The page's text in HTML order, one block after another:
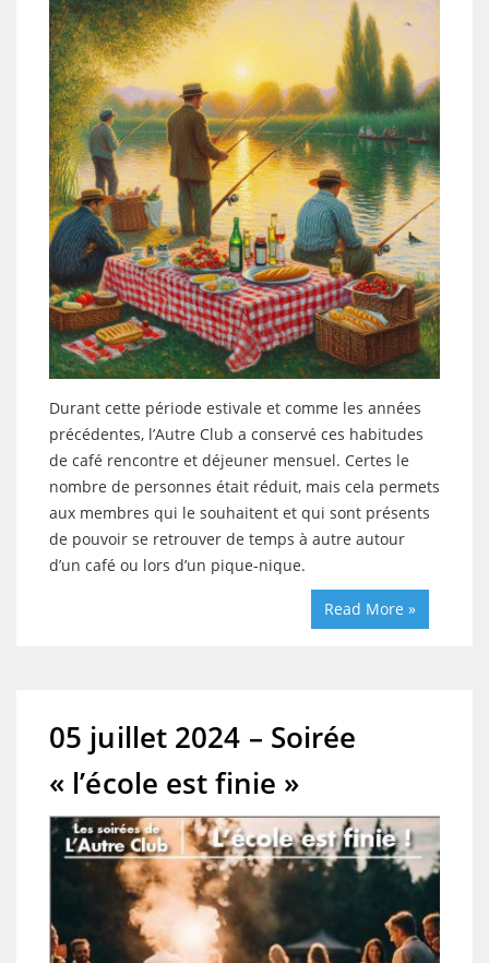
Durant cette période estivale et comme les années
précédentes, l’Autre Club a conservé ces habitudes
de café rencontre et déjeuner mensuel. Certes le
nombre de personnes était réduit, mais cela permets
aux membres qui le souhaitent et qui sont présents
de pouvoir se retrouver de temps à autre autour
d’un café ou lors d’un pique-nique.
Read More »
05 juillet 2024 – Soirée
« l’école est finie »